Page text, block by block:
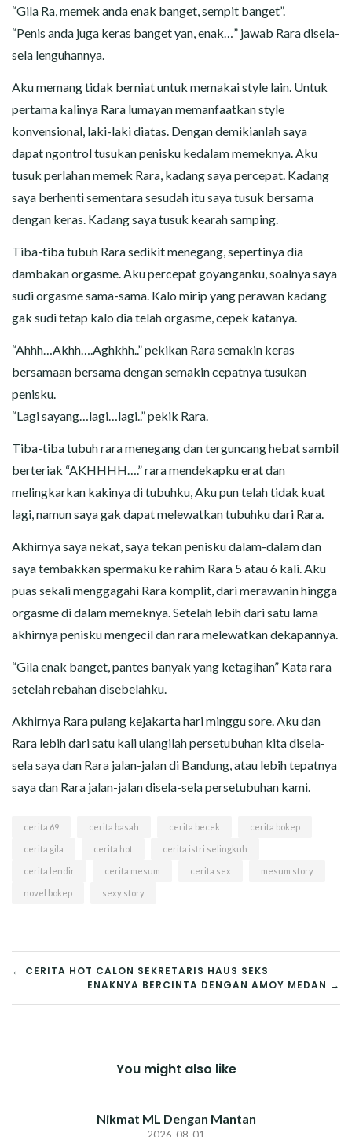
“Gila Ra, memek anda enak banget, sempit banget”.
“Penis anda juga keras banget yan, enak…” jawab Rara disela-
sela lenguhannya.
Aku memang tidak berniat untuk memakai style lain. Untuk
pertama kalinya Rara lumayan memanfaatkan style
konvensional, laki-laki diatas. Dengan demikianlah saya
dapat ngontrol tusukan penisku kedalam memeknya. Aku
tusuk perlahan memek Rara, kadang saya percepat. Kadang
saya berhenti sementara sesudah itu saya tusuk bersama
dengan keras. Kadang saya tusuk kearah samping.
Tiba-tiba tubuh Rara sedikit menegang, sepertinya dia
dambakan orgasme. Aku percepat goyanganku, soalnya saya
sudi orgasme sama-sama. Kalo mirip yang perawan kadang
gak sudi tetap kalo dia telah orgasme, cepek katanya.
“Ahhh…Akhh….Aghkhh..” pekikan Rara semakin keras
bersamaan bersama dengan semakin cepatnya tusukan
penisku.
“Lagi sayang…lagi…lagi..” pekik Rara.
Tiba-tiba tubuh rara menegang dan terguncang hebat sambil
berteriak “AKHHHH….” rara mendekapku erat dan
melingkarkan kakinya di tubuhku, Aku pun telah tidak kuat
lagi, namun saya gak dapat melewatkan tubuhku dari Rara.
Akhirnya saya nekat, saya tekan penisku dalam-dalam dan
saya tembakkan spermaku ke rahim Rara 5 atau 6 kali. Aku
puas sekali menggagahi Rara komplit, dari merawanin hingga
orgasme di dalam memeknya. Setelah lebih dari satu lama
akhirnya penisku mengecil dan rara melewatkan dekapannya.
“Gila enak banget, pantes banyak yang ketagihan” Kata rara
setelah rebahan disebelahku.
Akhirnya Rara pulang kejakarta hari minggu sore. Aku dan
Rara lebih dari satu kali ulangilah persetubuhan kita disela-
sela saya dan Rara jalan-jalan di Bandung, atau lebih tepatnya
saya dan Rara jalan-jalan disela-sela persetubuhan kami.
cerita 69 cerita basah cerita becek cerita bokep
cerita gila cerita hot cerita istri selingkuh
cerita lendir cerita mesum cerita sex mesum story
novel bokep sexy story
POST
NAVIGATION
← CERITA HOT CALON SEKRETARIS HAUS SEKS
ENAKNYA BERCINTA DENGAN AMOY MEDAN →
You might also like
Nikmat ML Dengan Mantan